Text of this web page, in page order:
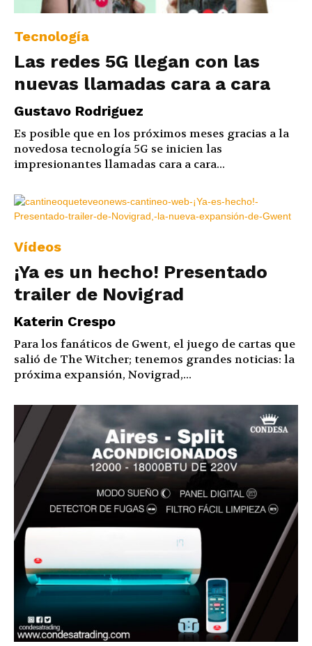
Tecnología
Las redes 5G llegan con las
nuevas llamadas cara a cara
Gustavo Rodriguez
Es posible que en los próximos meses gracias a la
novedosa tecnología 5G se inicien las
impresionantes llamadas cara a cara...
Vídeos
¡Ya es un hecho! Presentado
trailer de Novigrad
Katerin Crespo
Para los fanáticos de Gwent, el juego de cartas que
salió de The Witcher; tenemos grandes noticias: la
próxima expansión, Novigrad,...